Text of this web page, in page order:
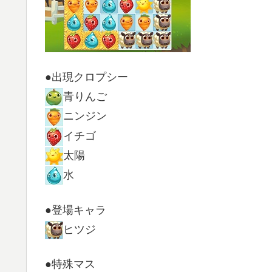
●出現クロプシー
青りんご
ニンジン
イチゴ
太陽
水
●登場キャラ
ヒツジ
●特殊マス